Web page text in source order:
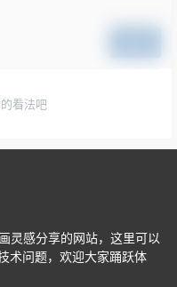
看法吧
灵感分享的网站，这里可以
术问题，欢迎大家踊跃体